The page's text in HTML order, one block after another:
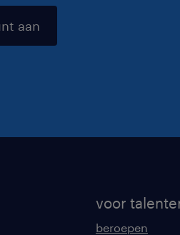
aan
voor
beroepen